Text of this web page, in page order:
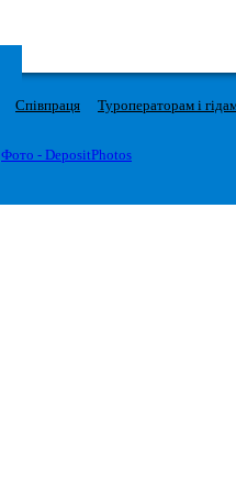
Співпраця Туроператорам і
Фото - DepositPhotos